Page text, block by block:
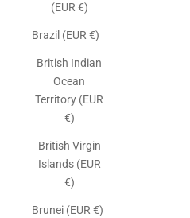
(EUR €)
Brazil (EUR €)
British Indian
Ocean
Territory (EUR
€)
British Virgin
Islands (EUR
€)
Brunei (EUR €)